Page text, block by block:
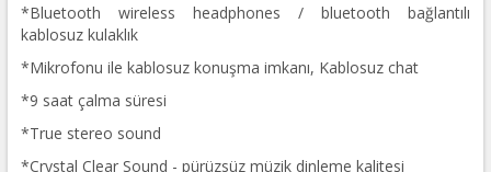
*Bluetooth wireless headphones / bluetooth bağlantılı
kablosuz kulaklık
*Mikrofonu ile kablosuz konuşma imkanı, Kablosuz chat
*9 saat çalma süresi
*True stereo sound
*Crystal Clear Sound - pürüzsüz müzik dinleme kalitesi